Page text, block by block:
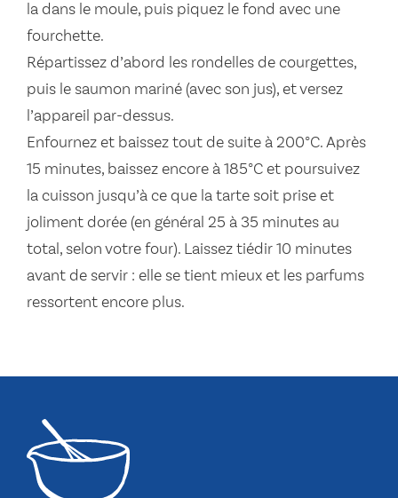
la dans le moule, puis piquez le fond avec une
fourchette.
Répartissez d’abord les rondelles de courgettes,
puis le saumon mariné (avec son jus), et versez
l’appareil par-dessus.
Enfournez et baissez tout de suite à 200°C. Après
15 minutes, baissez encore à 185°C et poursuivez
la cuisson jusqu’à ce que la tarte soit prise et
joliment dorée (en général 25 à 35 minutes au
total, selon votre four). Laissez tiédir 10 minutes
avant de servir : elle se tient mieux et les parfums
ressortent encore plus.